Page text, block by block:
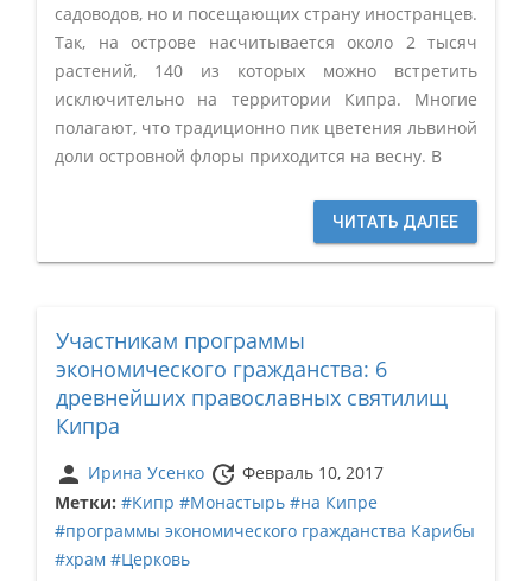
садоводов, но и посещающих страну иностранцев.
Так, на острове насчитывается около 2 тысяч
растений, 140 из которых можно встретить
исключительно на территории Кипра. Многие
полагают, что традиционно пик цветения львиной
доли островной флоры приходится на весну. В
ЧИТАТЬ ДАЛЕЕ
Участникам программы
экономического гражданства: 6
древнейших православных святилищ
Кипра
person Ирина Усенко update Февраль 10, 2017
Метки: #Кипр #Монастырь #на Кипре
#программы экономического гражданства Карибы
#храм #Церковь